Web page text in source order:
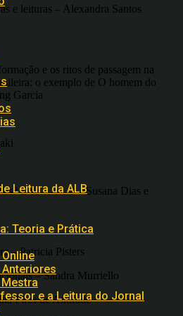
Leitura da ALB
Teoria e Prática
e a Leitura do Jornal
e leituras – Alexandra Santos
e os ritos de passagem na
o exemplo de O homem do
Garcia
E se… e…? – Susana Dias e
– Patricia Pisters
– Sandra Murriello
Pires de Andrade